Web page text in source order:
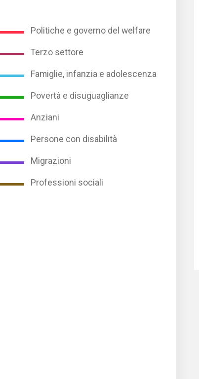
Politiche e governo del welfare
Terzo settore
Famiglie, infanzia e adolescenza
Povertà e disuguaglianze
Anziani
Persone con disabilità
Migrazioni
Professioni sociali